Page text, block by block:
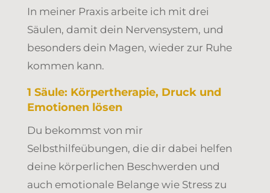
In meiner Praxis arbeite ich mit drei
Säulen, damit dein Nervensystem, und
besonders dein Magen, wieder zur Ruhe
kommen kann.
1 Säule: Körpertherapie, Druck und
Emotionen lösen
Du bekommst von mir
Selbsthilfeübungen, die dir dabei helfen
deine körperlichen Beschwerden und
auch emotionale Belange wie Stress zu